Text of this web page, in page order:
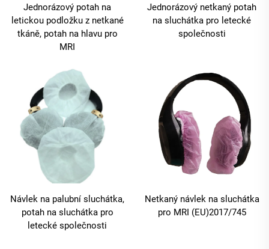
Jednorázový potah na
letickou podložku z netkané
tkáně, potah na hlavu pro
MRI
Jednorázový netkaný potah
na sluchátka pro letecké
společnosti
Návlek na palubní sluchátka,
potah na sluchátka pro
letecké společnosti
Netkaný návlek na sluchátka
pro MRI (EU)2017/745